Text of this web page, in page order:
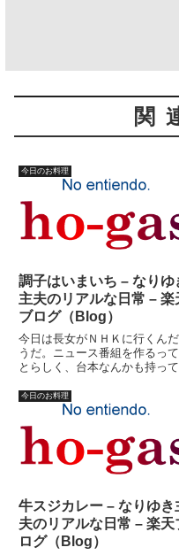
関
今日のお料理
調子はいまいち – なりゆ
主夫のリアルな日常 – 楽
ブログ（Blog）
今日は長女がＮＨＫに行くん
うだ。ニュース番組を作るって
とらしく、台本なんかも持って
しいけど、ま、よく判りません
とりあえず長女が喋るわけでは
いようなので、なんとなくつい
行って見学してくるだけなのだ
と...
今日のお料理
牛スジカレー – なりゆき
夫のリアルな日常 – 楽天
ログ（Blog）